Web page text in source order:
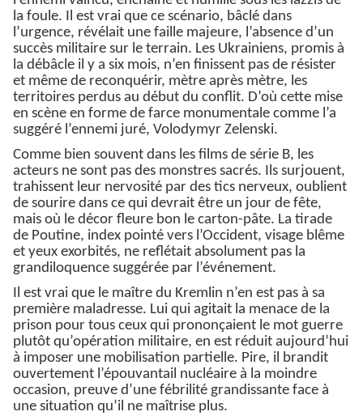
la foule. Il est vrai que ce scénario, bâclé dans
l’urgence, révélait une faille majeure, l’absence d’un
succès militaire sur le terrain. Les Ukrainiens, promis à
la débâcle il y a six mois, n’en finissent pas de résister
et même de reconquérir, mètre après mètre, les
territoires perdus au début du conflit. D’où cette mise
en scène en forme de farce monumentale comme l’a
suggéré l’ennemi juré, Volodymyr Zelenski.
Comme bien souvent dans les films de série B, les
acteurs ne sont pas des monstres sacrés. Ils surjouent,
trahissent leur nervosité par des tics nerveux, oublient
de sourire dans ce qui devrait être un jour de fête,
mais où le décor fleure bon le carton-pâte. La tirade
de Poutine, index pointé vers l’Occident, visage blême
et yeux exorbités, ne reflétait absolument pas la
grandiloquence suggérée par l’événement.
Il est vrai que le maître du Kremlin n’en est pas à sa
première maladresse. Lui qui agitait la menace de la
prison pour tous ceux qui prononçaient le mot guerre
plutôt qu’opération militaire, en est réduit aujourd’hui
à imposer une mobilisation partielle. Pire, il brandit
ouvertement l’épouvantail nucléaire à la moindre
occasion, preuve d’une fébrilité grandissante face à
une situation qu’il ne maîtrise plus.